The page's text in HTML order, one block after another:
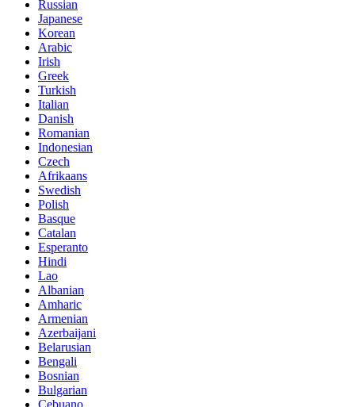
Russian
Japanese
Korean
Arabic
Irish
Greek
Turkish
Italian
Danish
Romanian
Indonesian
Czech
Afrikaans
Swedish
Polish
Basque
Catalan
Esperanto
Hindi
Lao
Albanian
Amharic
Armenian
Azerbaijani
Belarusian
Bengali
Bosnian
Bulgarian